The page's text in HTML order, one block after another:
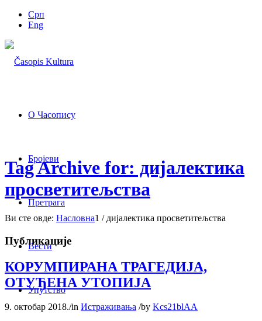
Срп
Eng
О Часопису
Бројеви
Претрага
Вести
Упутство
Tag Archive for: дијалектика
просветитељства
Ви сте овде: Насловна1 / дијалектика просветитељства
Публикације
КОРУМПИРАНА ТРАГЕДИЈА,
ОТУЂЕНА УТОПИЈА
9. октобар 2018./in Истраживања /by Kcs21blAA